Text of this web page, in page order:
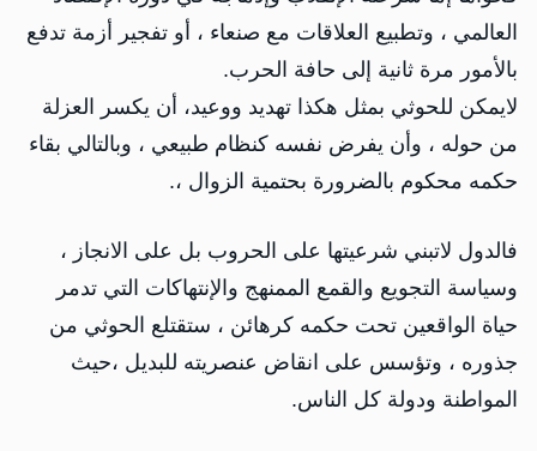
العالمي ، وتطبيع العلاقات مع صنعاء ، أو تفجير أزمة تدفع
بالأمور مرة ثانية إلى حافة الحرب.
لايمكن للحوثي بمثل هكذا تهديد ووعيد، أن يكسر العزلة
من حوله ، وأن يفرض نفسه كنظام طبيعي ، وبالتالي بقاء
حكمه محكوم بالضرورة بحتمية الزوال ،.
فالدول لاتبني شرعيتها على الحروب بل على الانجاز ،
وسياسة التجويع والقمع الممنهج والإنتهاكات التي تدمر
حياة الواقعين تحت حكمه كرهائن ، ستقتلع الحوثي من
جذوره ، وتؤسس على انقاض عنصريته للبديل ،حيث
المواطنة ودولة كل الناس.